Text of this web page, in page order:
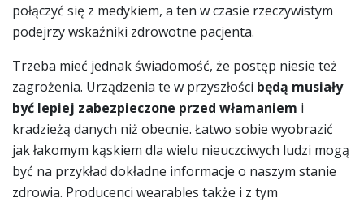
połączyć się z medykiem, a ten w czasie rzeczywistym
podejrzy wskaźniki zdrowotne pacjenta.
Trzeba mieć jednak świadomość, że postęp niesie też
zagrożenia. Urządzenia te w przyszłości będą musiały
być lepiej zabezpieczone przed włamaniem i
kradzieżą danych niż obecnie. Łatwo sobie wyobrazić
jak łakomym kąskiem dla wielu nieuczciwych ludzi mogą
być na przykład dokładne informacje o naszym stanie
zdrowia. Producenci wearables także i z tym